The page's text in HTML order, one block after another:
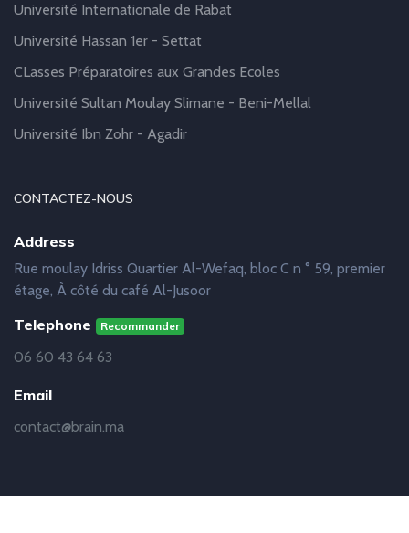
Université Internationale de Rabat
Université Hassan 1er - Settat
CLasses Préparatoires aux Grandes Ecoles
Université Sultan Moulay Slimane - Beni-Mellal
Université Ibn Zohr - Agadir
CONTACTEZ-NOUS
Address
Rue moulay Idriss Quartier Al-Wefaq, bloc C n ° 59, premier
étage, À côté du café Al-Jusoor
Telephone Recommander
06 60 43 64 63
Email
contact@brain.ma